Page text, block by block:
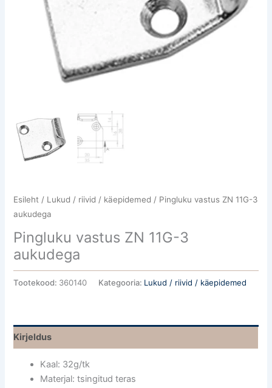
Esileht / Lukud / riivid / käepidemed / Pingluku vastus ZN 11G-3
aukudega
Pingluku vastus ZN 11G-3
aukudega
Tootekood: 360140 Kategooria: Lukud / riivid / käepidemed
Kirjeldus
Kaal: 32g/tk
Materjal: tsingitud teras